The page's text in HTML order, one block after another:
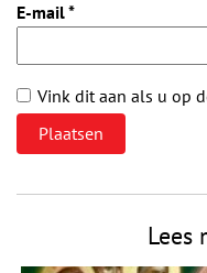
E-mail*
Vink dit aan als u op
Lees